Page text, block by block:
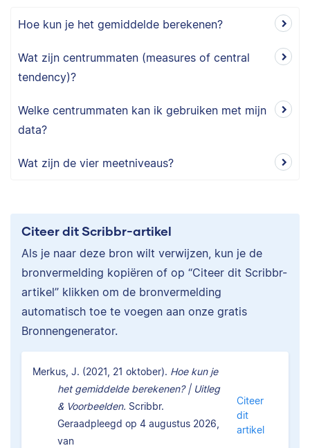
Hoe kun je het gemiddelde berekenen?
Wat zijn centrummaten (measures of central
tendency)?
Welke centrummaten kan ik gebruiken met mijn
data?
Wat zijn de vier meetniveaus?
Citeer dit Scribbr-artikel
Als je naar deze bron wilt verwijzen, kun je de
bronvermelding kopiëren of op “Citeer dit Scribbr-
artikel” klikken om de bronvermelding
automatisch toe te voegen aan onze gratis
Bronnengenerator.
Merkus, J. (2021, 21 oktober). Hoe kun je
het gemiddelde berekenen? | Uitleg
& Voorbeelden. Scribbr.
Geraadpleegd op 4 augustus 2026,
van
Citeer
dit
artikel